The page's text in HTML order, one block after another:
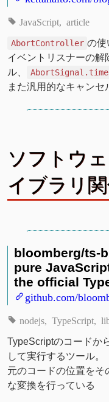
JavaScript article
AbortController の使
イベントリスナーの解
ル、
また汎用的なキャン
ソフトウ
イブラリ
bloomberg/ts-
pure
the official
github.com/
nodejs TypeScript
TypeScriptのコードか
して実行するツール。
元のコードの位置をそ
な変換を行っている